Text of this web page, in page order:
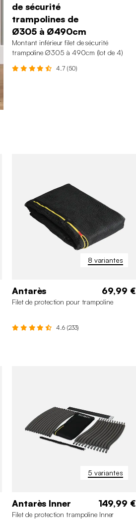
de sécurité
trampolines de
Ø305 à Ø490cm
Montant inférieur filet de sécurité
trampoline ∅305 à 490cm (lot de 4)
4.7 (50)
8 variantes
Antarès 69,99 €
Filet de protection pour trampoline
4.6 (233)
5 variantes
Antarès Inner 149,99 €
Filet de protection trampoline Inner